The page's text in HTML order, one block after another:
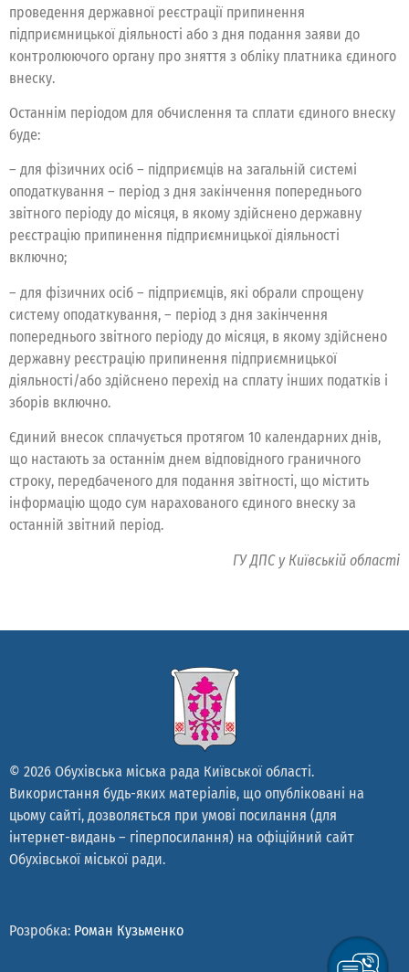
проведення державної реєстрації припинення
підприємницької діяльності або з дня подання заяви до
контролюючого органу про зняття з обліку платника єдиного
внеску.
Останнім періодом для обчислення та сплати єдиного внеску
буде:
– для фізичних осіб – підприємців на загальній системі
оподаткування – період з дня закінчення попереднього
звітного періоду до місяця, в якому здійснено державну
реєстрацію припинення підприємницької діяльності
включно;
– для фізичних осіб – підприємців, які обрали спрощену
систему оподаткування, – період з дня закінчення
попереднього звітного періоду до місяця, в якому здійснено
державну реєстрацію припинення підприємницької
діяльності/або здійснено перехід на сплату інших податків і
зборів включно.
Єдиний внесок сплачується протягом 10 календарних днів,
що настають за останнім днем відповідного граничного
строку, передбаченого для подання звітності, що містить
інформацію щодо сум нарахованого єдиного внеску за
останній звітний період.
ГУ ДПС у Київській області
© 2026 Обухівська міська рада Київської області.
Використання будь-яких матеріалів, що опубліковані на
цьому сайті, дозволяється при умові посилання (для
інтернет-видань – гіперпосилання) на офіційний сайт
Обухівської міської ради.
Розробка: Роман Кузьменко